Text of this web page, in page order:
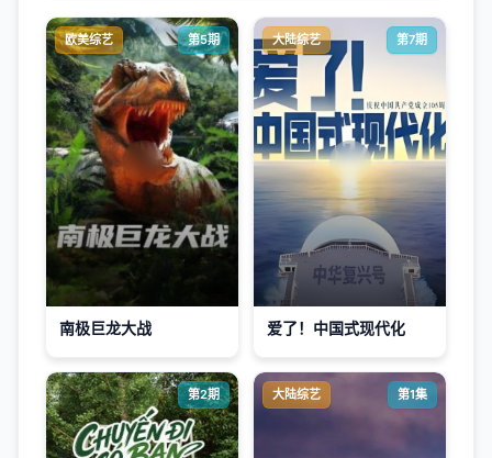
欧美综艺 第5期
南极巨龙大战
大陆综艺 第7期
爱了！中国式现代化
第2期 大陆综艺 第1集